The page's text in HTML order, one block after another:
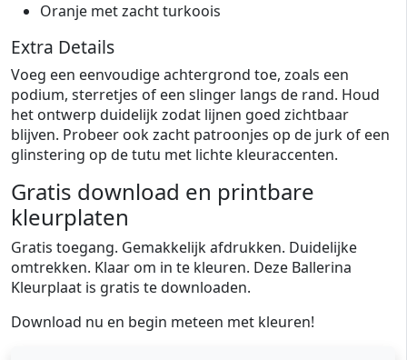
Oranje met zacht turkoois
Extra Details
Voeg een eenvoudige achtergrond toe, zoals een
podium, sterretjes of een slinger langs de rand. Houd
het ontwerp duidelijk zodat lijnen goed zichtbaar
blijven. Probeer ook zacht patroonjes op de jurk of een
glinstering op de tutu met lichte kleuraccenten.
Gratis download en printbare
kleurplaten
Gratis toegang. Gemakkelijk afdrukken. Duidelijke
omtrekken. Klaar om in te kleuren. Deze Ballerina
Kleurplaat is gratis te downloaden.
Download nu en begin meteen met kleuren!